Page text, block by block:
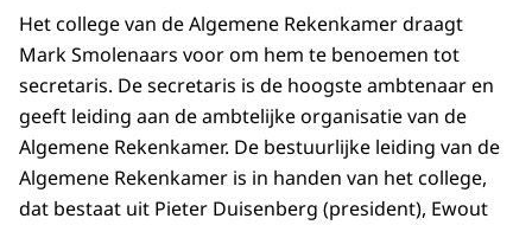
Het college van de Algemene Rekenkamer draagt
Mark Smolenaars voor om hem te benoemen tot
secretaris. De secretaris is de hoogste ambtenaar en
geeft leiding aan de ambtelijke organisatie van de
Algemene Rekenkamer. De bestuurlijke leiding van de
Algemene Rekenkamer is in handen van het college,
dat bestaat uit Pieter Duisenberg (president), Ewout